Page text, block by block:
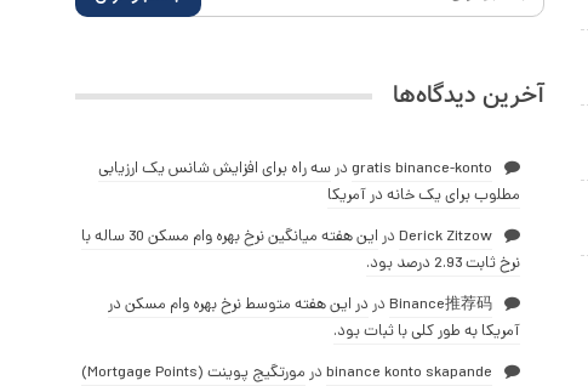
آخرین دیدگاه‌ها
gratis binance-konto درسه راه برای افزایش شانس یک ارزیابی
مطلوب برای یک خانه در آمریکا
Derick Zitzow در
این هفته میانگین نرخ بهره وام مسکن 30 ساله با
نرخ ثابت 2.93 درصد بود.
Binance推荐码 در در این هفته متوسط نرخ بهره وام مسکن در
آمریکا به طور کلی با ثبات بود.
binance konto skapande در مورتگیج پوینت (Mortgage Points)